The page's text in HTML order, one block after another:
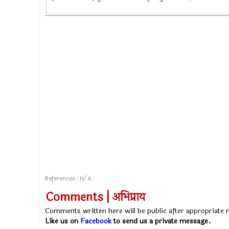
References : N/A
Comments | अभिप्राय
Comments written here will be public after appropriate
Like us on Facebookto send us a private message.